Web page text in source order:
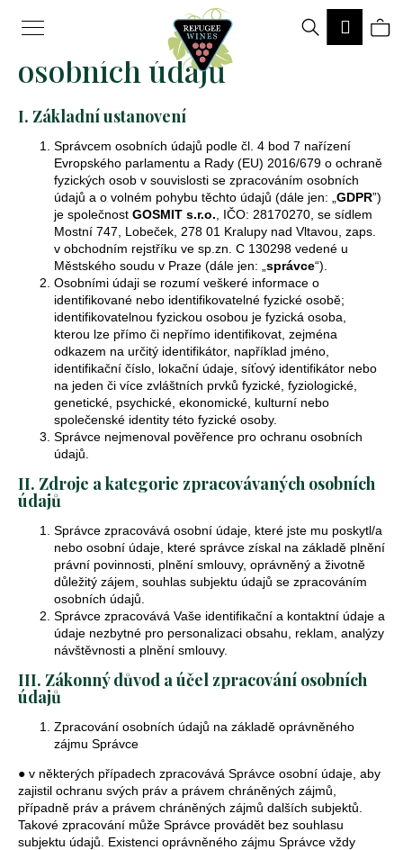
Hledat
Podmínky ochrany
osobních údajů
I. Základní ustanovení
Správcem osobních údajů podle čl. 4 bod 7 nařízení
Evropského parlamentu a Rady (EU) 2016/679 o ochraně
fyzických osob v souvislosti se zpracováním osobních
údajů a o volném pohybu těchto údajů (dále jen: „ GDPR”)
je společnost GOSMIT s.r.o. , IČO: 28170270, se sídlem
Mostní 747, Lobeček, 278 01 Kralupy nad Vltavou, zaps.
v obchodním rejstříku ve sp.zn. C 130298 vedené u
Městského soudu v Praze (dále jen: „ správce“).
Osobními údaji se rozumí veškeré informace o
identifikované nebo identifikovatelné fyzické osobě;
identifikovatelnou fyzickou osobou je fyzická osoba,
kterou lze přímo či nepřímo identifikovat, zejména
odkazem na určitý identifikátor, například jméno,
identifikační číslo, lokační údaje, síťový identifikátor nebo
na jeden či více zvláštních prvků fyzické, fyziologické,
genetické, psychické, ekonomické, kulturní nebo
společenské identity této fyzické osoby.
Správce nejmenoval pověřence pro ochranu osobních
údajů.
II. Zdroje a kategorie zpracovávaných osobních
údajů
Správce zpracovává osobní údaje, které jste mu poskytl/a
nebo osobní údaje, které správce získal na základě plnění
právní povinnosti, plnění smlouvy, oprávněný a životně
důležitý zájem, souhlas subjektu údajů se zpracováním
osobních údajů.
Správce zpracovává Vaše identifikační a kontaktní údaje a
údaje nezbytné pro personalizaci obsahu, reklam, analýzy
návštěvnosti a plnění smlouvy.
III. Zákonný důvod a účel zpracování osobních
údajů
Zpracování osobních údajů na základě oprávněného
zájmu Správce
● v některých případech zpracovává Správce osobní údaje, aby
zajistil ochranu svých práv a právem chráněných zájmů,
případně práv a právem chráněných zájmů dalších subjektů.
Takové zpracování může Správce provádět bez souhlasu
subjektu údajů. Existenci oprávněného zájmu Správce vždy
t
e
?
Hledat